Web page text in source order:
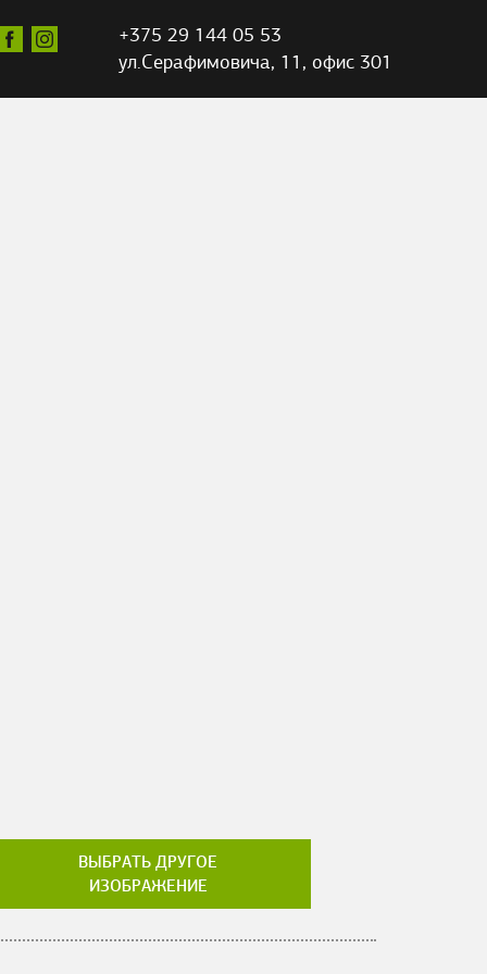
+375 29 144 05 53
ул.Серафимовича, 11, офис 301
ВЫБРАТЬ ДРУГОЕ
ИЗОБРАЖЕНИЕ